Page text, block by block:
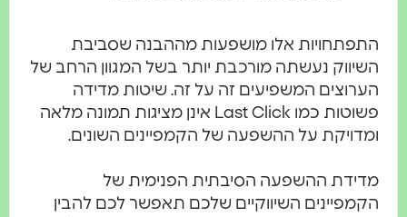
התפתחויות אלו מושפעות מההבנה שסביבת
השיווק נעשתה מורכבת יותר בשל המגוון הרחב של
הערוצים המשפיעים זה על זה. שיטות מדידה
פשוטות כמו Last Click אינן מציגות תמונה מלאה
ומדויקת על ההשפעה של הקמפיינים השונים.
מדידת ההשפעה הסיבתית הפנימית של
הקמפיינים השיווקיים שלכם תאפשר לכם להבין